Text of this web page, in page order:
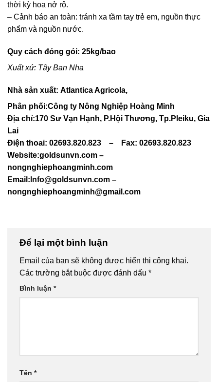
thời kỳ hoa nở rộ.
– Cảnh báo an toàn: tránh xa tầm tay trẻ em, nguồn thực
phẩm và nguồn nước.
Quy cách đóng gói: 25kg/bao
Xuất xứ: Tây Ban Nha
Nhà sản xuất: Atlantica Agricola,
Phân phối:Công ty Nông Nghiệp Hoàng Minh
Địa chỉ:170 Sư Vạn Hạnh, P.Hội Thương, Tp.Pleiku, Gia
Lai
Điện thoai: 02693.820.823 – Fax: 02693.820.823
Website:goldsunvn.com –
nongnghiephoangminh.com
Email: Info@goldsunvn.com –
nongnghiephoangminh@gmail.com
Để lại một bình luận
Email của bạn sẽ không được hiển thị công khai.
Các trường bắt buộc được đánh dấu *
Bình luận *
Tên *